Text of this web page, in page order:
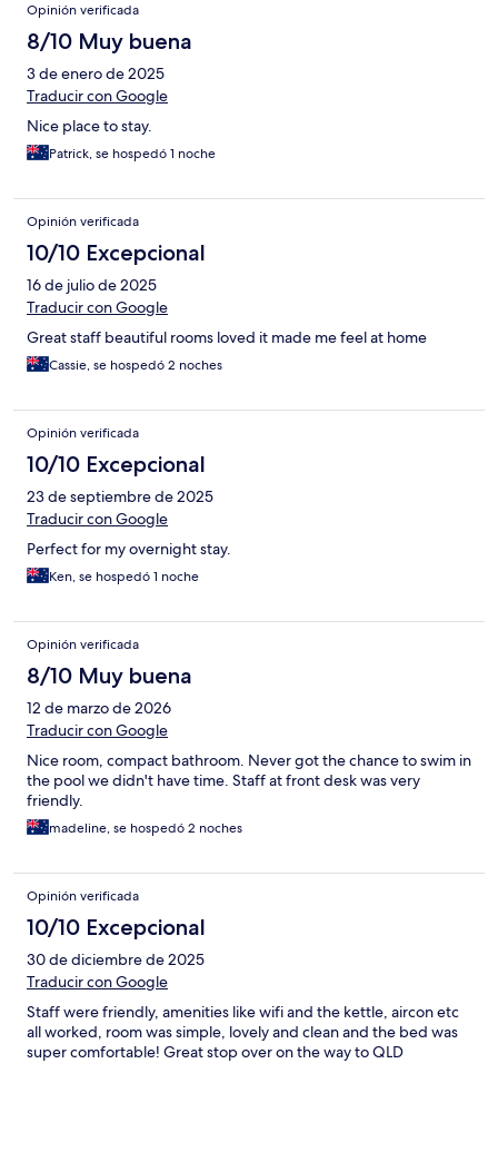
Opinión verificada
8/10 Muy buena
3 de enero de 2025
Traducir con Google
Nice place to stay.
Patrick, se hospedó 1 noche
Opinión verificada
10/10 Excepcional
16 de julio de 2025
Traducir con Google
Great staff beautiful rooms loved it made me feel at home
Cassie, se hospedó 2 noches
Opinión verificada
10/10 Excepcional
23 de septiembre de 2025
Traducir con Google
Perfect for my overnight stay.
Ken, se hospedó 1 noche
Opinión verificada
8/10 Muy buena
12 de marzo de 2026
Traducir con Google
Nice room, compact bathroom. Never got the chance to swim in
the pool we didn't have time. Staff at front desk was very
friendly.
madeline, se hospedó 2 noches
Opinión verificada
10/10 Excepcional
30 de diciembre de 2025
Traducir con Google
Staff were friendly, amenities like wifi and the kettle, aircon etc
all worked, room was simple, lovely and clean and the bed was
super comfortable! Great stop over on the way to QLD